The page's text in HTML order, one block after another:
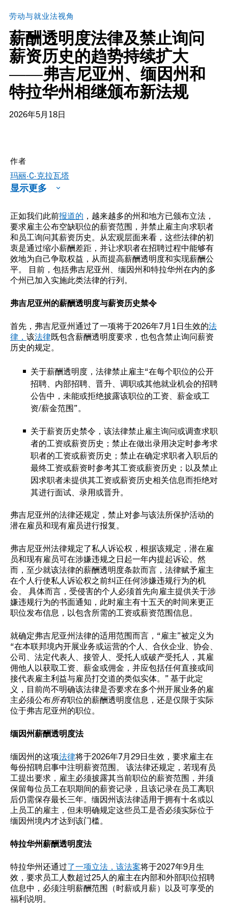
劳动与就业法视角
薪酬透明度法律及禁止询问
薪资历史的趋势持续扩大
——弗吉尼亚州、缅因州和
特拉华州相继颁布新法规
2026年5月18日
正如我们此前报道的 ，越来越多的州和地方已颁布立法，
要求雇主公布空缺职位的薪资范围，并禁止雇主向求职者
和员工询问其薪资历史。从宏观层面来看，这些法律的初
衷是通过缩小薪酬差距，并让求职者在招聘过程中能够有
效地为自己争取权益，从而提高薪酬透明度和实现薪酬公
平。 目前，包括弗吉尼亚州、缅因州和特拉华州在内的多
个州已加入实施此类法律的行列。
弗吉尼亚州的薪酬透明度与薪资历史禁令
首先，弗吉尼亚州通过了一项将于2026年7月1日生效的法
律， 该法律既包含薪酬透明度要求，也包含禁止询问薪资
历史的规定。
关于薪酬透明度，法律禁止雇主“在每个职位的公开
招聘、内部招聘、晋升、调职或其他就业机会的招聘
公告中，未能或拒绝披露该职位的工资、薪金或工
资/薪金范围”。
关于薪资历史禁令，该法律禁止雇主询问或调查求职
者的工资或薪资历史；禁止在做出录用决定时参考求
职者的工资或薪资历史；禁止在确定求职者入职后的
最终工资或薪资时参考其工资或薪资历史；以及禁止
因求职者未提供其工资或薪资历史相关信息而拒绝对
其进行面试、录用或晋升。
弗吉尼亚州的法律还规定，禁止对参与该法所保护活动的
潜在雇员和现有雇员进行报复。
弗吉尼亚州法律规定了私人诉讼权，根据该规定，潜在雇
员和现有雇员可在涉嫌违规之日起一年内提起诉讼。然
而，至少就该法律的薪酬透明度条款而言，法律赋予雇主
在个人行使私人诉讼权之前纠正任何涉嫌违规行为的机
会。 具体而言，受侵害的个人必须首先向雇主提供关于涉
嫌违规行为的书面通知，此时雇主有十五天的时间来更正
职位发布信息，以包含所需的工资或薪资范围信息。
就确定弗吉尼亚州法律的适用范围而言，“雇主”被定义为
“在本联邦境内开展业务或运营的个人、合伙企业、协会、
公司、法定代表人、接管人、受托人或破产受托人，其雇
佣他人以获取工资、薪金或佣金，并应包括任何直接或间
接代表雇主利益与雇员打交道的类似实体。” 基于此定
义，目前尚不明确该法律是否要求在多个州开展业务的雇
主必须公布所有职位的薪酬透明度信息，还是仅限于实际
位于弗吉尼亚州的职位。
缅因州薪酬透明度法
缅因州的这项法律将于2026年7月29日生效，要求雇主在
每份招聘启事中注明薪资范围。 该法律还规定，若现有员
工提出要求，雇主必须披露其当前职位的薪资范围，并须
保留每位员工在职期间的薪资记录，且该记录在员工离职
后仍需保存最长三年。缅因州该法律适用于拥有十名或以
上员工的雇主，但未明确规定这些员工是否必须实际位于
缅因州境内才达到该门槛。
特拉华州薪酬透明度法
特拉华州还通过了一项立法，该法案将于2027年9月生
效，要求员工人数超过25人的雇主在内部和外部职位招聘
信息中，必须注明薪酬范围（时薪或月薪）以及可享受的
福利说明。
作者
玛丽·C·克拉瓦塔
显示更多